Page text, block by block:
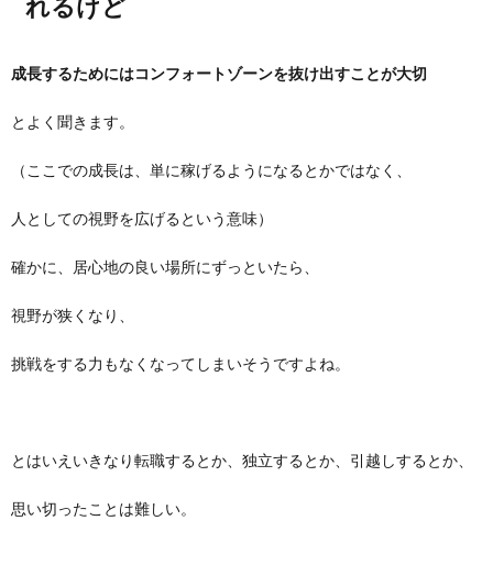
成長するためにはコンフォートゾーンを抜け出すことが大切
とよく聞きます。
（ここでの成長は、単に稼げるようになるとかではなく、
人としての視野を広げるという意味）
確かに、居心地の良い場所にずっといたら、
視野が狭くなり、
挑戦をする力もなくなってしまいそうですよね。
とはいえいきなり転職するとか、独立するとか、引越しするとか、
思い切ったことは難しい。